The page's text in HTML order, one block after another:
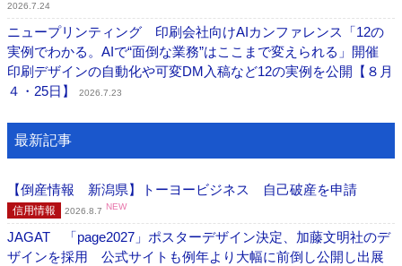
2026.7.24
ニュープリンティング 印刷会社向けAIカンファレンス「12の
実例でわかる。AIで“面倒な業務”はここまで変えられる」開催
印刷デザインの自動化や可変DM入稿など12の実例を公開【８月
４・25日】
2026.7.23
最新記事
【倒産情報 新潟県】トーヨービジネス 自己破産を申請
信用情報 2026.8.7 NEW
JAGAT 「page2027」ポスターデザイン決定、加藤文明社のデ
ザインを採用 公式サイトも例年より大幅に前倒し公開し出展